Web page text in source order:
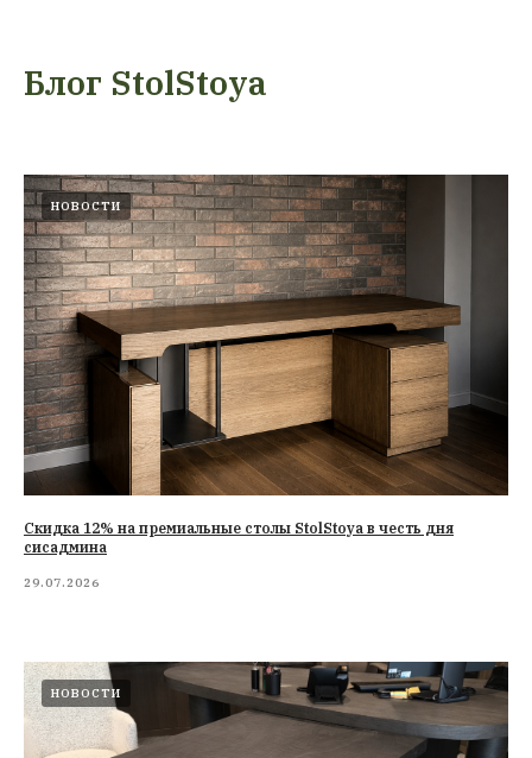
Блог StolStoya
НОВОСТИ
Cкидка 12% на премиальные столы StolStoya в честь дня
сисадмина
29.07.2026
НОВОСТИ